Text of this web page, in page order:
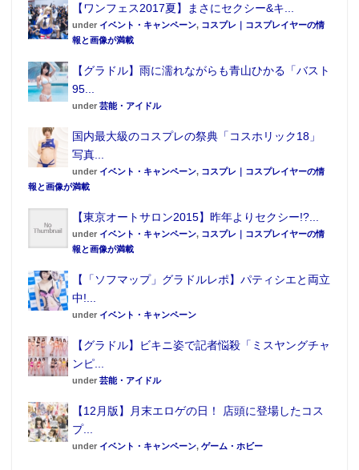
【ワンフェス2017夏】まさにセクシー&キ...
under イベント・キャンペーン, コスプレ｜コスプレイヤーの情
報と画像が満載
【グラドル】雨に濡れながらも青山ひかる「バスト
95...
under 芸能・アイドル
国内最大級のコスプレの祭典「コスホリック18」
写真...
under イベント・キャンペーン, コスプレ｜コスプレイヤーの情
報と画像が満載
【東京オートサロン2015】昨年よりセクシー!?...
under イベント・キャンペーン, コスプレ｜コスプレイヤーの情
報と画像が満載
【「ソフマップ」グラドルレポ】パティシエと両立
中!...
under イベント・キャンペーン
【グラドル】ビキニ姿で記者悩殺「ミスヤングチャ
ンピ...
under 芸能・アイドル
【12月版】月末エロゲの日！ 店頭に登場したコス
プ...
under イベント・キャンペーン, ゲーム・ホビー